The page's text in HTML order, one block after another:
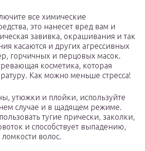
все химические
это нанесет вред вам и
завивка, окрашивания и так
касаются и других агрессивных
горчичных и перцовых масок.
косметика, которая
Как можно меньше стресса!
утюжки и плойки, используйте
случае и в щадящем режиме.
тугие прически, заколки,
и способствует выпадению,
волос.